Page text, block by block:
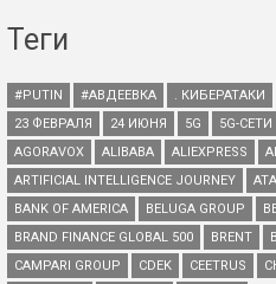
Теги
#PUTIN #АВДЕЕВКА . КИБЕРАТАКИ
23 ФЕВРАЛЯ
24 ИЮНЯ 5G 5G-СЕТИ
AGORAVOX
ALIBABA ALIEXPRESS
ARTIFICIAL INTELLIGENCE JOURNEY
BANK OF AMERICA
BELUGA GROUP
BRAND FINANCE GLOBAL 500
BRENT
CAMPARI GROUP
CDEK CEETRUS